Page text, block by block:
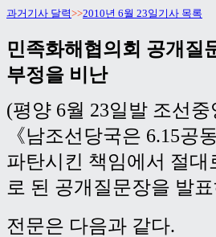
과거기사 달력>>2010년 6월 23일기사 목록
민족화해협의회 공개질
부정을 비난
(평양 6월 23일발 조선
《남조선당국은 6.15공
파탄시킨 책임에서 절
로 된 공개질문장을 발
전문은 다음과 같다.